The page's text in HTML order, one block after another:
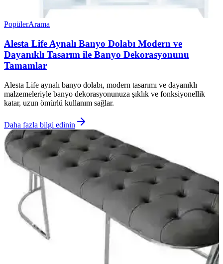
PopülerArama
Alesta Life Aynalı Banyo Dolabı Modern ve
Dayanıklı Tasarım ile Banyo Dekorasyonunu
Tamamlar
Alesta Life aynalı banyo dolabı, modern tasarımı ve dayanıklı
malzemeleriyle banyo dekorasyonunuza şıklık ve fonksiyonellik
katar, uzun ömürlü kullanım sağlar.
Daha fazla bilgi edinin